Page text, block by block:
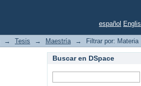
español
→ Tesis → Maestría → Filtrar por: Materia
Buscar en DSpace